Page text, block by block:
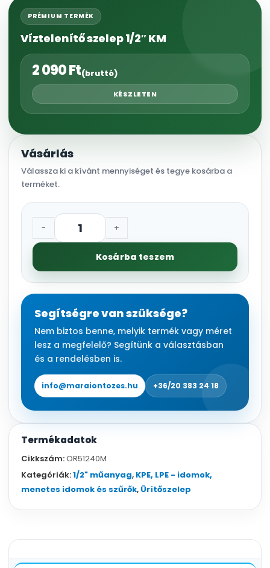
PRÉMIUM TERMÉK
Víztelenítő szelep 1/2″ KM
2 090Ft(bruttó)
KÉSZLETEN
Vásárlás
Válassza ki a kívánt mennyiséget és tegye kosárba a
terméket.
- +
Kosárba teszem
Segítségre van szüksége?
Nem biztos benne, melyik termék vagy méret
lesz a megfelelő? Segítünk a választásban
és a rendelésben is.
info@maraiontozes.hu +36/20 383 24 18
Termékadatok
Cikkszám:OR51240M
Kategóriák:1/2" műanyag, KPE, LPE - idomok,
menetes idomok és szűrők, Ürítőszelep